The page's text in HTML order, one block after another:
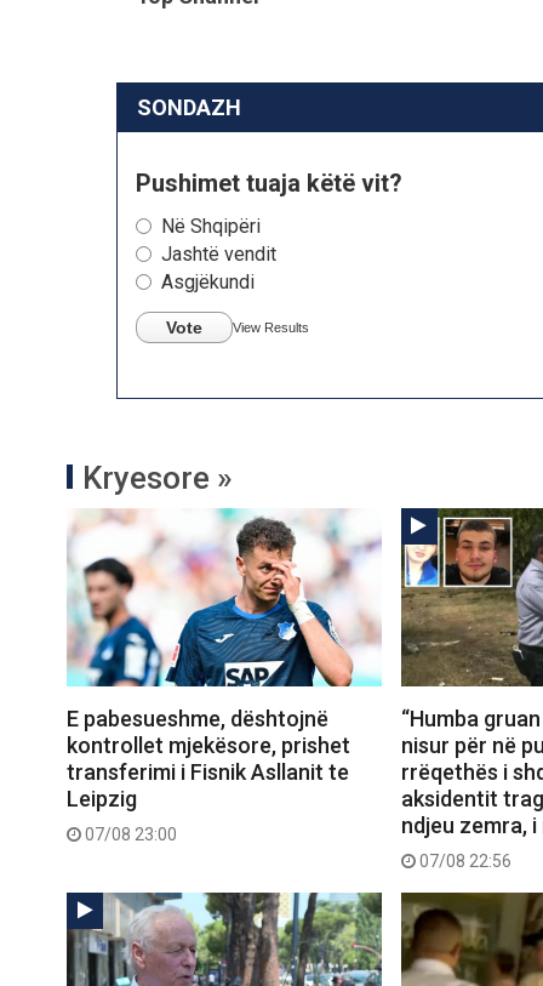
SONDAZH
Pushimet tuaja këtë vit?
Në Shqipëri
Jashtë vendit
Asgjëkundi
Vote View Results
Kryesore »
E pabesueshme, dështojnë
kontrollet mjekësore, prishet
transferimi i Fisnik Asllanit te
Leipzig
07/08 23:00
“Humba
nisur për në
rrëqethës i
aksidentit
ndjeu zemra,
07/08 22:56